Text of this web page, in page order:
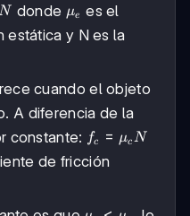
donde \mu_e
μe es el
estática y N es la
cuando el objeto
A diferencia de la
constante: f_c =
\mu_c
N
fc = μcN
de fricción